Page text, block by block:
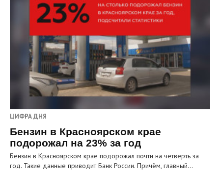
ЦИФРА ДНЯ
Бензин в Красноярском крае
подорожал на 23% за год
Бензин в Красноярском крае подорожал почти на четверть за
год. Такие данные приводит Банк России. Причём, главный…